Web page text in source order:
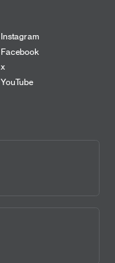
Instagram
Facebook
x
YouTube